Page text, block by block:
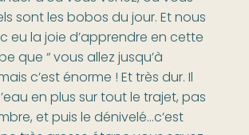
sont les bobos du jour. Et nous
eu la joie d’apprendre en cette
que “ vous allez jusqu’à
c’est énorme ! Et très dur. Il
en plus sur tout le trajet, pas
et puis le dénivelé…c’est